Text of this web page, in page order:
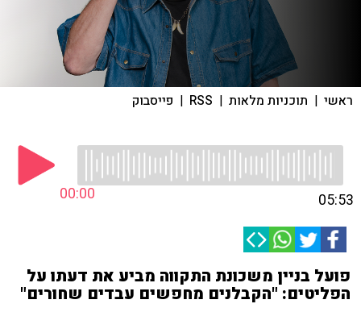
ראשי | תוכניות מלאות |
RSS
| פייסבוק
00:00 05:53
פועל בניין משכונת התקווה מביע את דעתו על
הפליטים: "הקבלנים מחפשים עבדים שחורים"